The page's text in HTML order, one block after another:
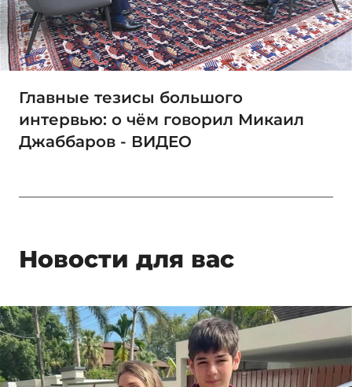
Главные тезисы большого
интервью: о чём говорил Микаил
Джаббаров - ВИДЕО
Новости для вас